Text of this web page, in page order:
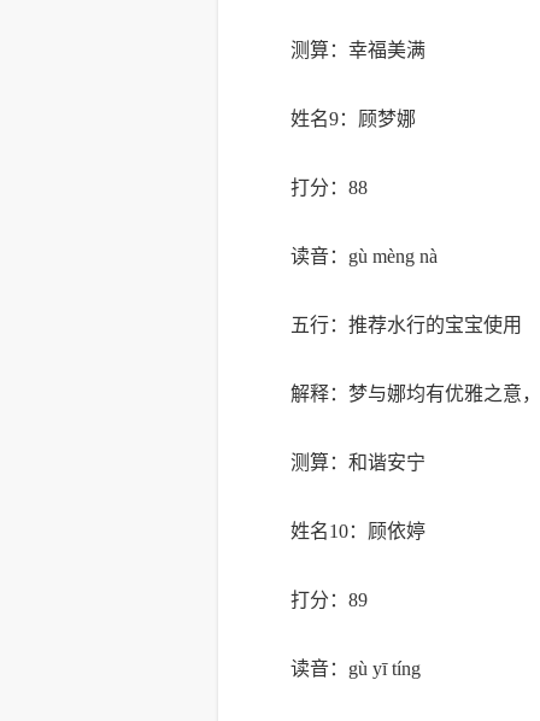
测算：幸福美满
姓名9：顾梦娜
打分：88
读音：gù mèng nà
五行：推荐水行的宝宝使用
解释：梦与娜均有优雅之意
测算：和谐安宁
姓名10：顾依婷
打分：89
读音：gù yī tíng